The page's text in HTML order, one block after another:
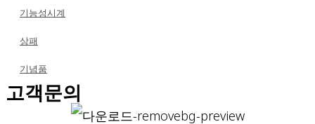
기능성시계
상패
기념품
고객문의